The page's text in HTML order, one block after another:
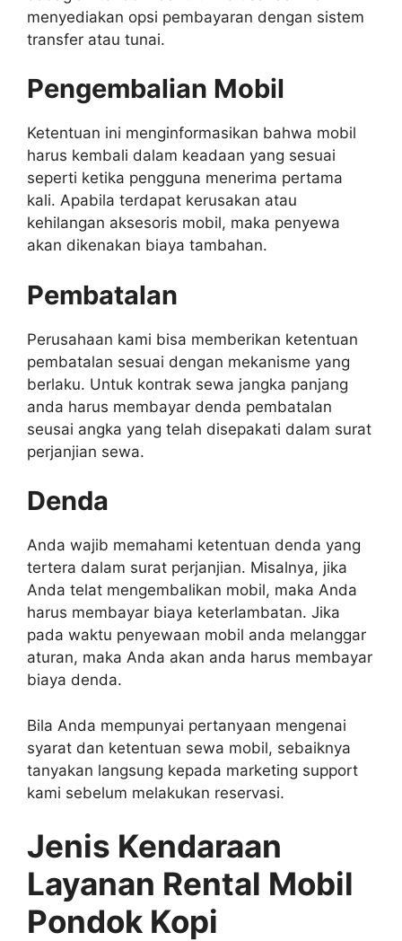
menyediakan opsi pembayaran dengan sistem
transfer atau tunai.
Pengembalian Mobil
Ketentuan ini menginformasikan bahwa mobil
harus kembali dalam keadaan yang sesuai
seperti ketika pengguna menerima pertama
kali. Apabila terdapat kerusakan atau
kehilangan aksesoris mobil, maka penyewa
akan dikenakan biaya tambahan.
Pembatalan
Perusahaan kami bisa memberikan ketentuan
pembatalan sesuai dengan mekanisme yang
berlaku. Untuk kontrak sewa jangka panjang
anda harus membayar denda pembatalan
seusai angka yang telah disepakati dalam surat
perjanjian sewa.
Denda
Anda wajib memahami ketentuan denda yang
tertera dalam surat perjanjian. Misalnya, jika
Anda telat mengembalikan mobil, maka Anda
harus membayar biaya keterlambatan. Jika
pada waktu penyewaan mobil anda melanggar
aturan, maka Anda akan anda harus membayar
biaya denda.
Bila Anda mempunyai pertanyaan mengenai
syarat dan ketentuan sewa mobil, sebaiknya
tanyakan langsung kepada marketing support
kami sebelum melakukan reservasi.
Jenis Kendaraan
Layanan Rental Mobil
Pondok Kopi